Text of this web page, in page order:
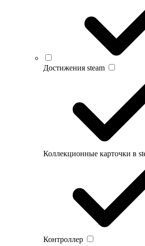
Достижения steam
Коллекционные карточки в
Контроллер